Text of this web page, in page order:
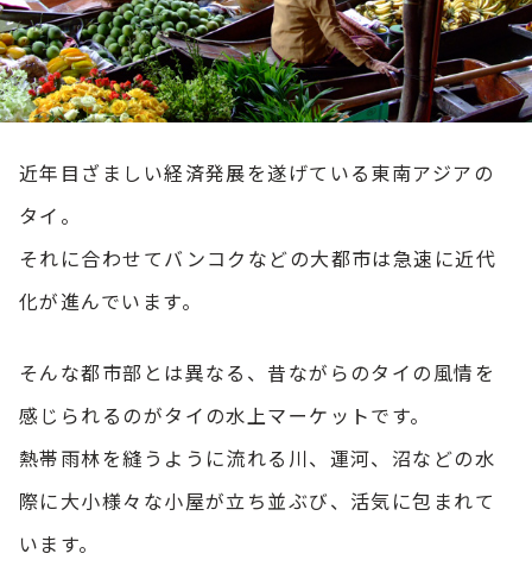
近年目ざましい経済発展を遂げている東南アジアの
タイ。
それに合わせてバンコクなどの大都市は急速に近代
化が進んでいます。
そんな都市部とは異なる、昔ながらのタイの風情を
感じられるのがタイの水上マーケットです。
熱帯雨林を縫うように流れる川、運河、沼などの水
際に大小様々な小屋が立ち並ぶび、活気に包まれて
います。